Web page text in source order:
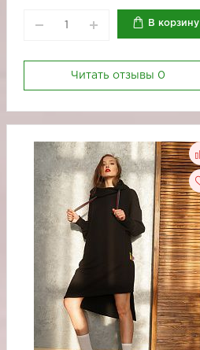
В корзину
Читать отзывы 0